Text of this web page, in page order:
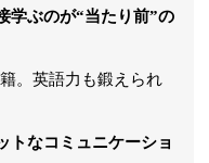
学ぶのが“当たり前”の
。英語力も鍛えられ
トなコミュニケーショ